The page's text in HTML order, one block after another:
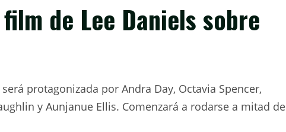
de Lee Daniels sobre
protagonizada por Andra Day, Octavia Spencer,
y Aunjanue Ellis. Comenzará a rodarse a mitad de